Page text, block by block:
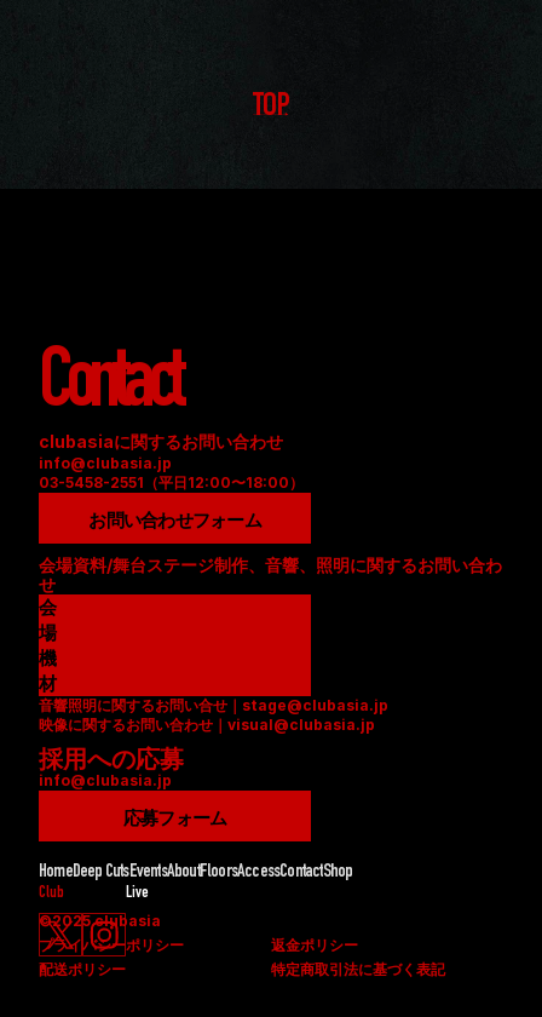
TOP
Contact
clubasiaに関するお問い合わせ
info@clubasia.jp
03-5458-2551（平日12:00〜18:00）
お問い合わせフォーム
会場資料/舞台ステージ制作、音響、照明に関するお問い合わ
せ
会
場
資
料
(
P
D
F
機
材
リ
ス
ト
(
D
F
)
音響照明に関するお問い合せ｜stage@clubasia.jp
映像に関するお問い合わせ｜visual@clubasia.jp
採用への応募
info@clubasia.jp
応募フォーム
HomeDeep CutsEventsAboutFloorsAccessContactShop
Club Live
©2025 clubasia
プライバシーポリシー
返金ポリシー
配送ポリシー
特定商取引法に基づく表記